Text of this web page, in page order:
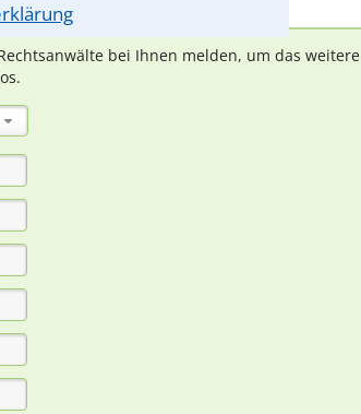
bei Ihnen melden, um das weitere